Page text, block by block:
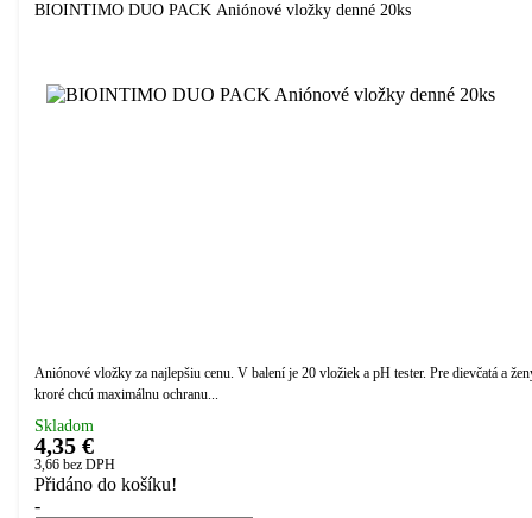
BIOINTIMO DUO PACK Aniónové vložky denné 20ks
Aniónové vložky za najlepšiu cenu. V balení je 20 vložiek a pH tester. Pre dievčatá a
kroré chcú maximálnu ochranu...
Skladom
4,35 €
3,66 bez DPH
Přidáno do košíku!
-